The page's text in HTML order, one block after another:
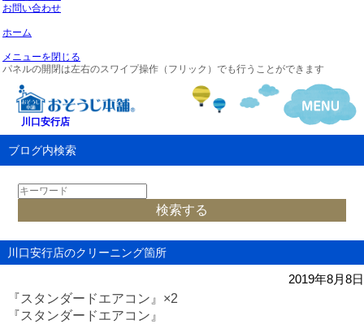
お問い合わせ
ホーム
メニューを閉じる
パネルの開閉は左右のスワイプ操作（フリック）でも行うことができます
川口安行店
ブログ内検索
川口安行店のクリーニング箇所
2019年8月8日
『スタンダードエアコン』 ×2
『スタンダードエアコン』